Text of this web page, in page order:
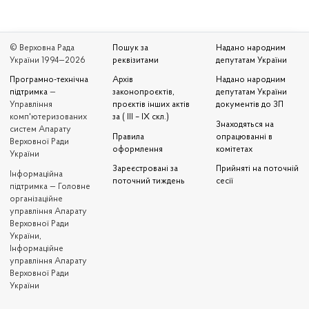
© Верховна Рада
України 1994—2026
Програмно-технічна
підтримка —
Управління
комп'ютеризованих
систем Апарату
Верховної Ради
України
Iнформаційна
підтримка — Головне
організаційне
управління Апарату
Верховної Ради
України,
Інформаційне
управління Апарату
Верховної Ради
України
Пошук за
реквізитами
Архів
законопроєктів,
проєктів інших актів
за ( III – IX скл.)
Правила
оформлення
Зареєстровані за
поточний тиждень
Надано народним
депутатам України
Надано народним
депутатам України
документів до ЗП
Знаходяться на
опрацюванні в
комітетах
Прийняті на поточній
сесії